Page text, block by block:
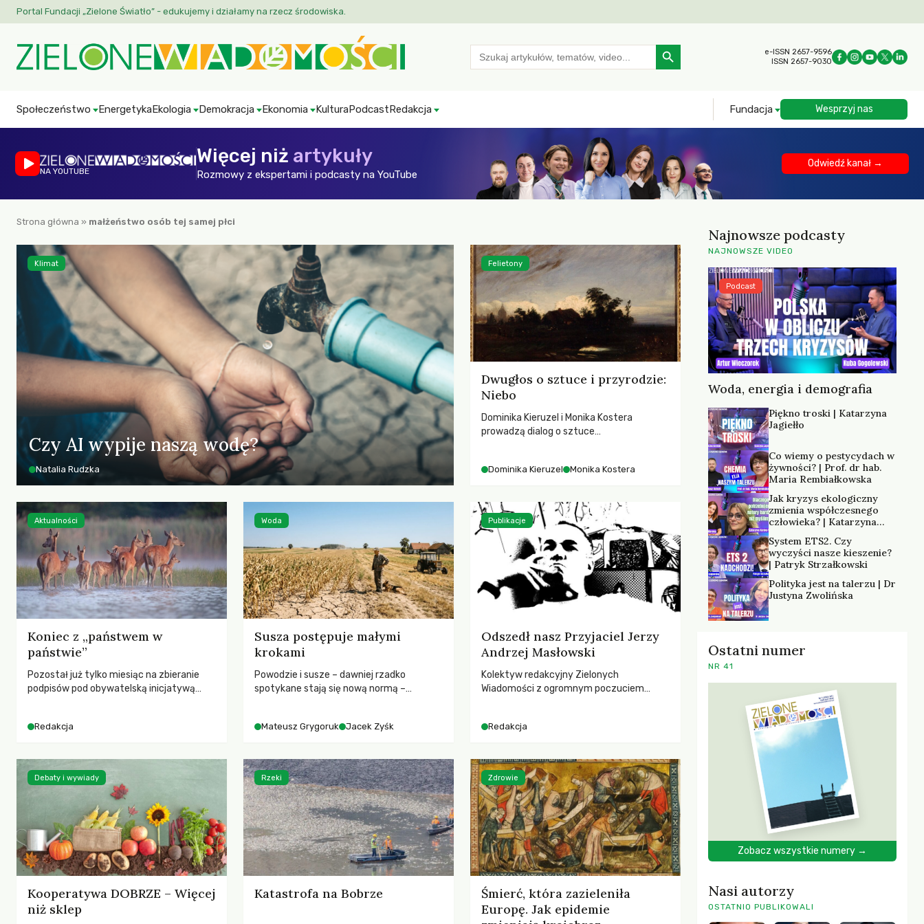
Portal Fundacji „Zielone Światło” - edukujemy i działamy na rzecz środowiska.
Search
for:
Search Button
e-ISSN 2657-9596
ISSN 2657-9030
Społeczeństwo EnergetykaEkologia Demokracja Ekonomia KulturaPodcastRedakcja Fundacja Wesprzyj nas
NA YOUTUBE
Więcej niż artykuły
Rozmowy z ekspertami i podcasty na YouTube
Odwiedź kanał →
Strona główna » małżeństwo osób tej samej płci
Czy AI wypije naszą wodę?
Natalia Rudzka
Klimat
Dwugłos o sztuce i przyrodzie:
Niebo
Dominika Kieruzel i Monika Kostera
prowadzą dialog o sztuce
wrażliwość, odczuwanie przestrzeni oraz
Dominika Kieruzel Monika Kostera
Felietony
Koniec z „państwem w
państwie”
Pozostał już tylko miesiąc na zbieranie
podpisów pod obywatelską inicjatywą
pełną mobilizację, ponieważ projekt
rozwiązania dla przyrody i zwierząt,
radykalnie zmieniając dotychczasowy
paradygmat funkcjonowania łowiectwa w
Polsce.
Redakcja
Aktualności
Susza postępuje małymi
krokami
Powodzie i susze – dawniej rzadko
spotykane stają się nową normą –
SGGW.
Mateusz Grygoruk Jacek Zyśk
Woda
Odszedł nasz Przyjaciel Jerzy
Andrzej Masłowski
Kolektyw redakcyjny Zielonych
Wiadomości z ogromnym poczuciem
kochanego Opiekuna, Mecenasa i Mentora.
Redakcja
Publikacje
Kooperatywa DOBRZE – Więcej
niż sklep
Debaty i wywiady
Katastrofa na Bobrze
Rzeki
Śmierć, która zazieleniła
Europę. Jak epidemie
Zdrowie
Najnowsze podcasty
NAJNOWSZE VIDEO
Woda, energia i demografia
Podcast
Piękno troski | Katarzyna
Jagiełło
Co wiemy o pestycydach w
żywności? | Prof. dr hab.
Maria Rembiałkowska
Jak kryzys ekologiczny
zmienia współczesnego
człowieka? | Katarzyna
System ETS2. Czy
wyczyści nasze kieszenie?
| Patryk Strzałkowski
Polityka jest na talerzu | Dr
Justyna Zwolińska
Ostatni numer
NR 41
Zobacz wszystkie numery →
Nasi autorzy
OSTATNIO PUBLIKOWALI